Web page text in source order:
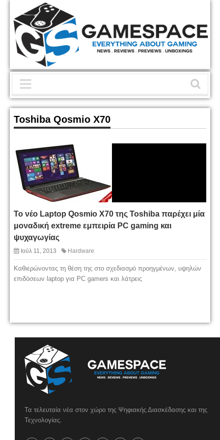
Toshiba Qosmio X70
Το νέο Laptop Qosmio X70 της Toshiba παρέχει μία
μοναδική extreme εμπειρία PC gaming και
ψυχαγωγίας
Ιούλ 11, 2013 Hardware
Καθιερώνοντας τη θέση της στο σχεδιασμό προηγμένων, υψηλών
επιδόσεων laptop για PC gamers και λάτρεις
Τα τελευταία νέα στον χώρο της Ψηφιακής Διασκέδασης και της
Τεχνολογίας.